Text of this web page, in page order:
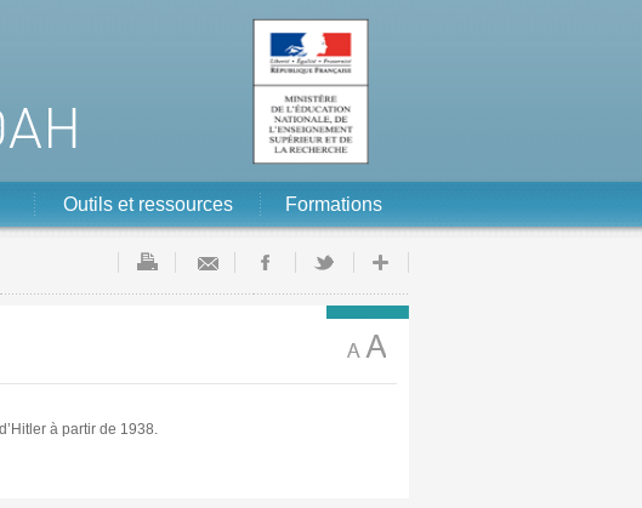
Outils et ressources Formations
à partir de 1938.